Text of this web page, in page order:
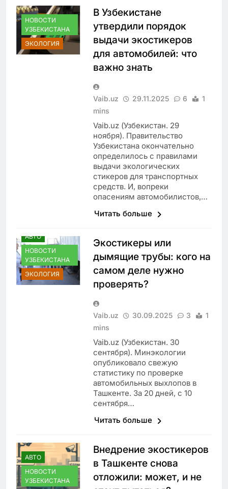
НОВОСТИ
УЗБЕКИСТАНА
ЭКОЛОГИЯ
В Узбекистане
утвердили порядок
выдачи экостикеров
для автомобилей: что
важно знать
Vaib.uz 29.11.2025 6
1
mins
Vaib.uz (Узбекистан. 29
ноября). Правительство
Узбекистана окончательно
определилось с правилами
выдачи экологических
стикеров для транспортных
средств. И, вопреки
опасениям автомобилистов,…
Читать больше
АВТО
НОВОСТИ
УЗБЕКИСТАНА
ЭКОЛОГИЯ
Экостикеры или
дымящие трубы: кого на
самом деле нужно
проверять?
Vaib.uz 30.09.2025 3
1
mins
Vaib.uz (Узбекистан. 30
сентября). Минэкологии
опубликовало свежую
статистику по проверке
автомобильных выхлопов в
Ташкенте. За 20 дней, с 10
сентября…
Читать больше
АВТО
НОВОСТИ
УЗБЕКИСТАНА
Внедрение экостикеров
в Ташкенте снова
отложили: может, и не